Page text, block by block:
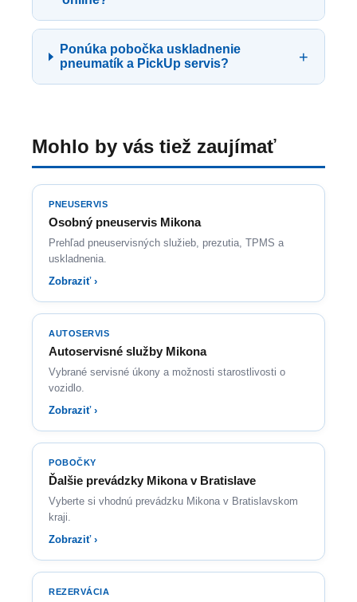
Ponúka pobočka uskladnenie
pneumatík a PickUp servis?
+
Mohlo by vás tiež zaujímať
PNEUSERVIS
Osobný pneuservis Mikona
Prehľad pneuservisných služieb, prezutia, TPMS a
uskladnenia.
Zobraziť ›
AUTOSERVIS
Autoservisné služby Mikona
Vybrané servisné úkony a možnosti starostlivosti o
vozidlo.
Zobraziť ›
POBOČKY
Ďalšie prevádzky Mikona v Bratislave
Vyberte si vhodnú prevádzku Mikona v Bratislavskom
kraji.
Zobraziť ›
REZERVÁCIA